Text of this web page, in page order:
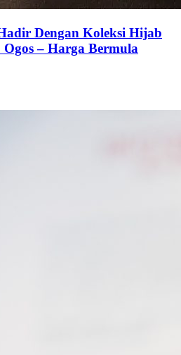
Dengan Koleksi Hijab
Ogos – Harga Bermula